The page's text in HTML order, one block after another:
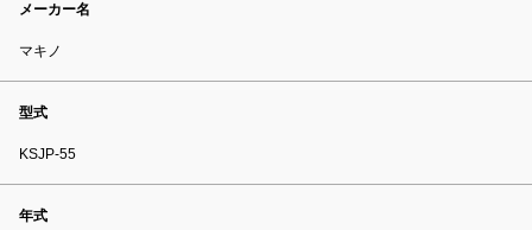
メーカー名
マキノ
型式
KSJP-55
年式